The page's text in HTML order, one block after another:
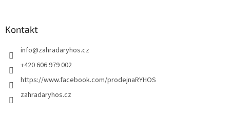
Kontakt
info@zahradaryhos.cz
+420 606 979 002
https://www.facebook.com/prodejnaRYHOS
zahradaryhos.cz